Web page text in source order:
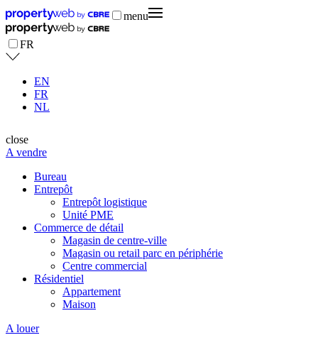
menu
FR
EN
FR
NL
close
A vendre
Bureau
Entrepôt
Entrepôt logistique
Unité PME
Commerce de détail
Magasin de centre-ville
Magasin ou retail parc en périphérie
Centre commercial
Résidentiel
Appartement
Maison
A louer